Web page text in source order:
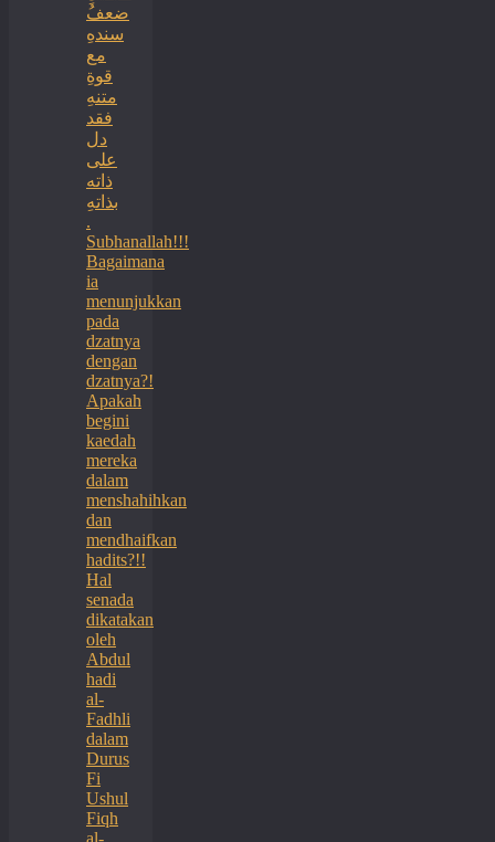
ضعفُ
سندهِ
مع
قوةِ
متنهِ
فقد
دل
على
ذاته
بذاتهِ
.
Subhanallah!!!
Bagaimana
ia
menunjukkan
pada
dzatnya
dengan
dzatnya?!
Apakah
begini
kaedah
mereka
dalam
menshahihkan
dan
mendhaifkan
hadits?!!
Hal
senada
dikatakan
oleh
Abdul
hadi
al-
Fadhli
dalam
Durus
Fi
Ushul
Fiqh